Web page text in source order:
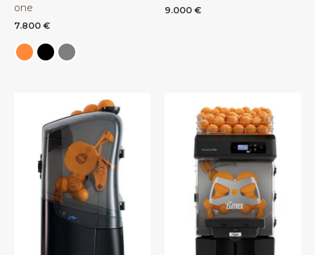
one
7.800 €
9.000 €